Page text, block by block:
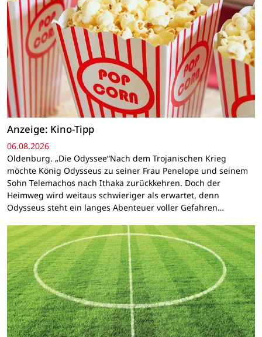
Anzeige: Kino-Tipp
06.08.2026
Oldenburg. „Die Odyssee“Nach dem Trojanischen Krieg
möchte König Odysseus zu seiner Frau Penelope und seinem
Sohn Telemachos nach Ithaka zurückkehren. Doch der
Heimweg wird weitaus schwieriger als erwartet, denn
Odysseus steht ein langes Abenteuer voller Gefahren…